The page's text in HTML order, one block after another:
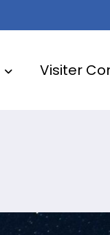
Visiter